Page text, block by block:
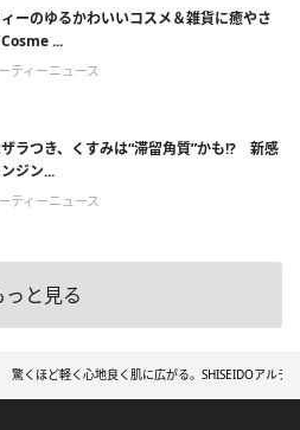
ーのゆるかわいいコスメ＆雑貨に癒やさ
...
ティーニュース
ラつき、くすみは“滞留角質”かも!? 新感
ジン...
ティーニュース
っと見る
驚くほど軽く心地良く肌に広がる。SHISEIDOアル